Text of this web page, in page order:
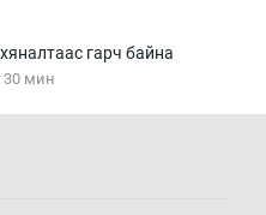
гарч байна
30 мин